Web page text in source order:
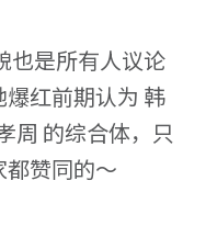
也是所有人议论
红前期认为 韩
周 的综合体，只
赞同的～